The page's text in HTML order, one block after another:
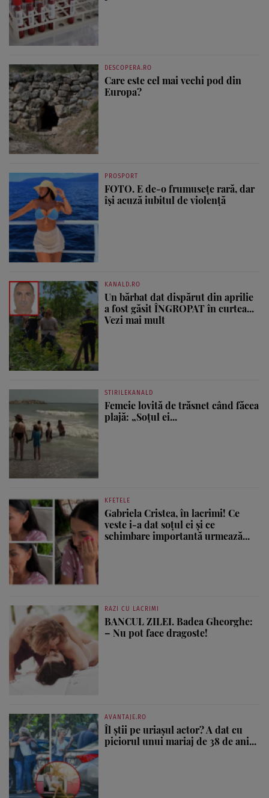
DESCOPERA.RO
Care este cel mai vechi pod din
Europa?
PROSPORT
FOTO. E de-o frumusețe rară, dar
își acuză iubitul de violență
KANALD.RO
Un bărbat dat dispărut din aprilie
a fost găsit ÎNGROPAT în curtea...
Vezi mai mult
STIRILEKANALD
Femeie lovită de trăsnet când făcea
plajă: „Soțul ei...
KFETELE
Gabriela Cristea, în lacrimi! Ce
veste i-a dat soțul ei și ce
schimbare importantă urmează...
RAZI CU LACRIMI
BANCUL ZILEI. Badea Gheorghe:
– Nu pot face dragoste!
AVANTAJE.RO
Îl știi pe uriașul actor? A dat cu
piciorul unui mariaj de 38 de ani...